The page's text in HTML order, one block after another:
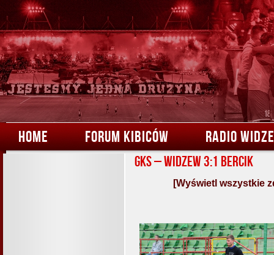
HOME FORUM KIBICÓW RADIO
GKS – Widzew 3:1 Bercik
[Wyświetl wszystkie